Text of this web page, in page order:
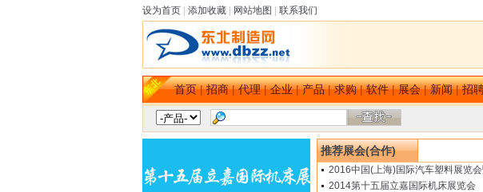
设为首页 添加收藏 网站地图 联系我们
首页|招商|代理|企业|产品|求购|软件|展会|新闻|招
推荐展会(合作)
2016中国(上海)国际汽车塑料展览
2014第十五届立嘉国际机床展览会